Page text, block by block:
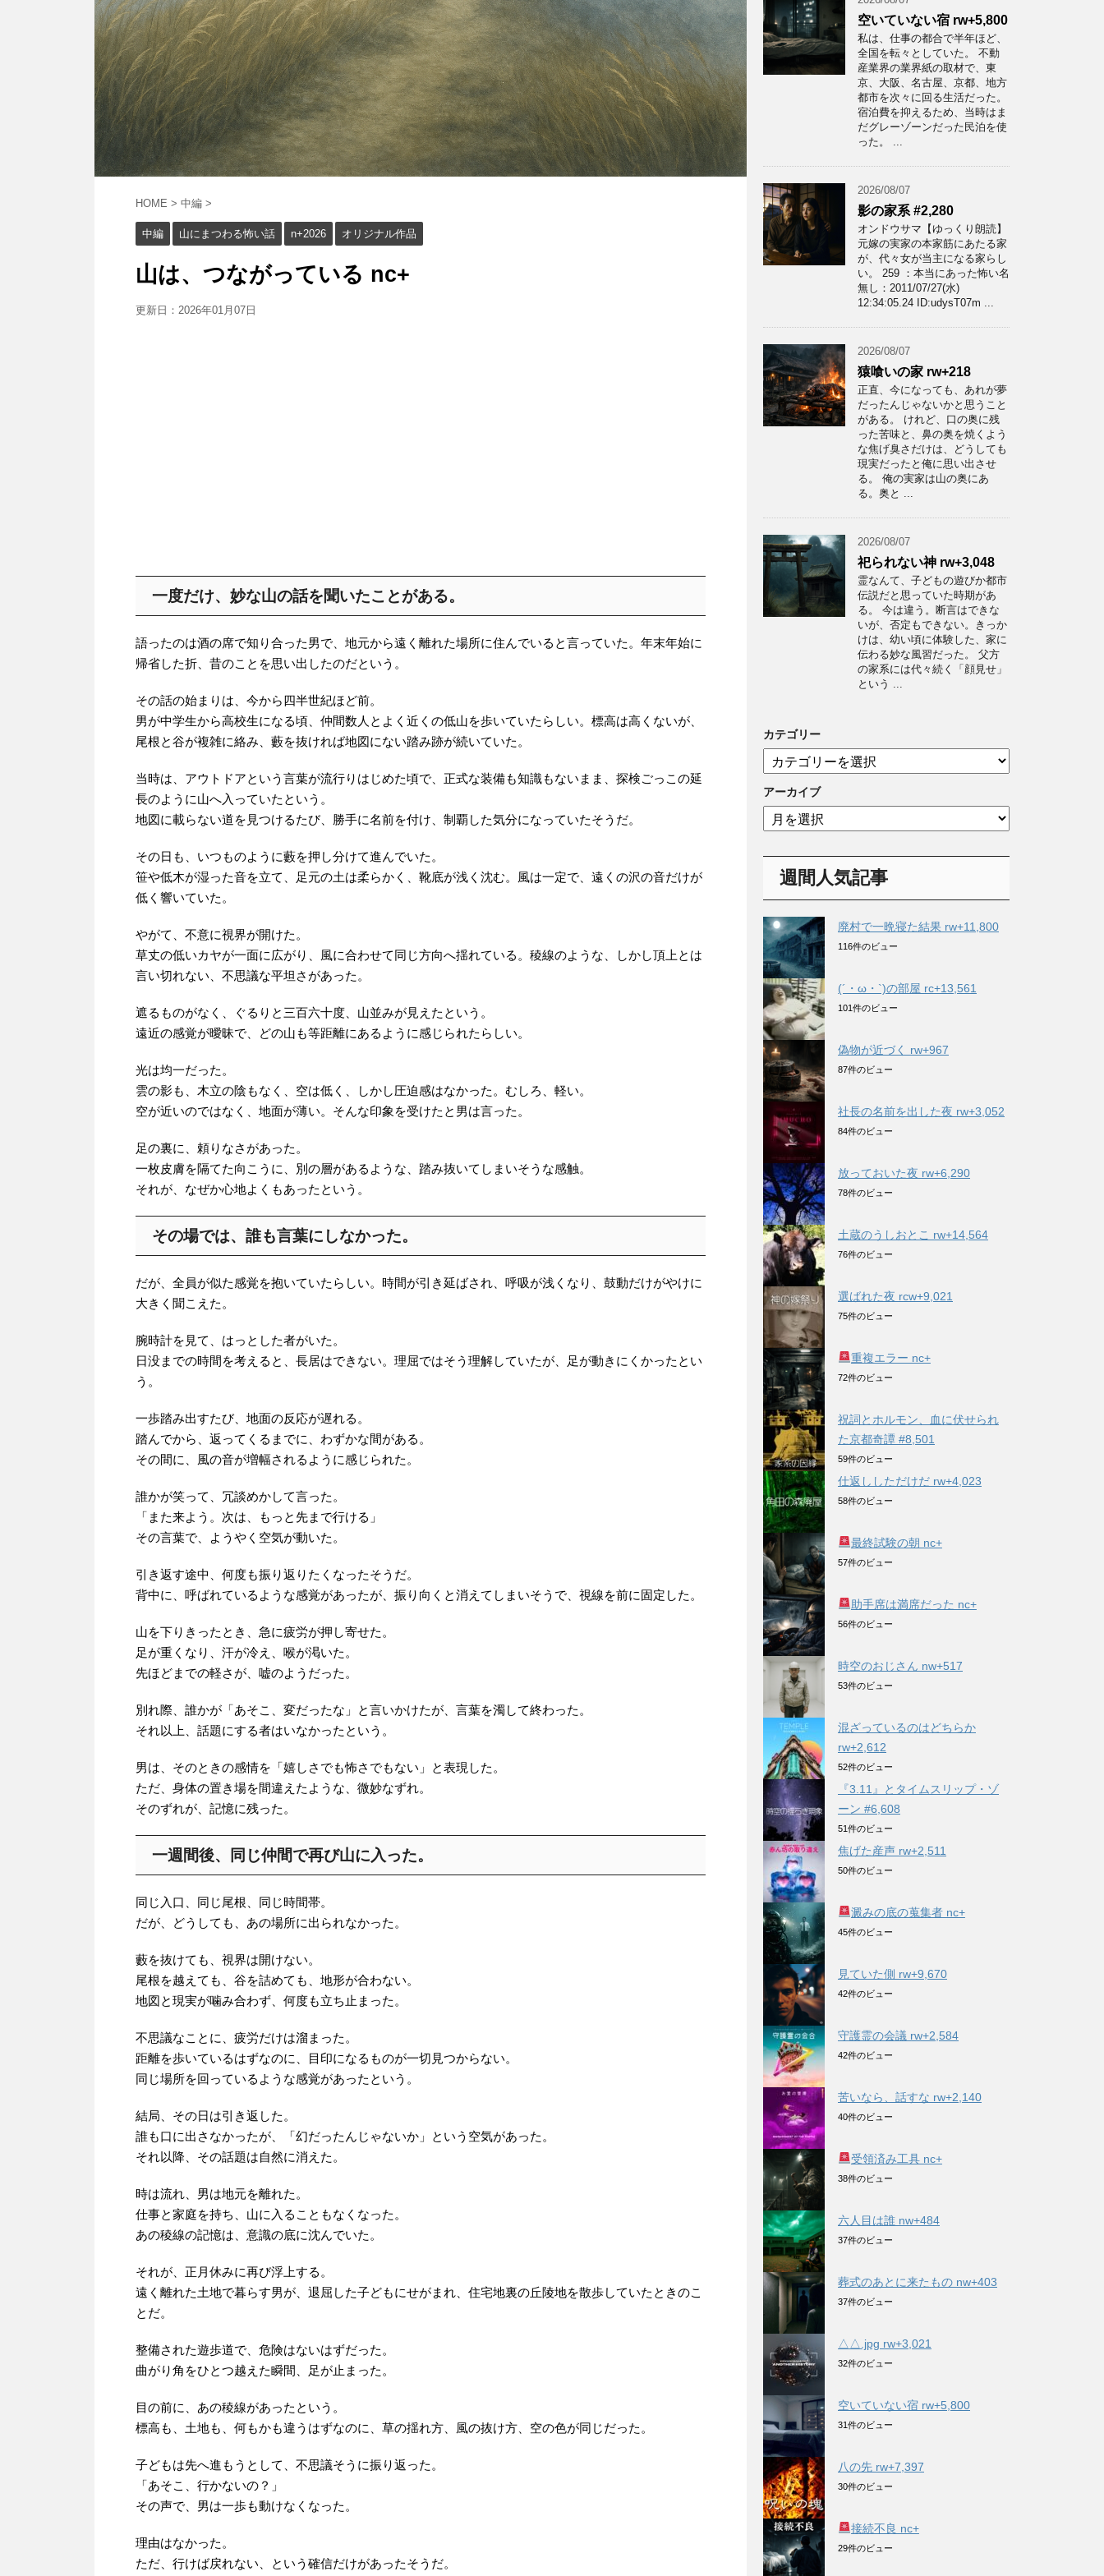
HOME > 中編 >
中編 山にまつわる怖い話 n+2026 オリジナル作品
山は、つながっている nc+
更新日： 2026年01月07日
一度だけ、妙な山の話を聞いたことがある。
語ったのは酒の席で知り合った男で、地元から遠く離れた場所に住んでいると言っていた。年末年始に
帰省した折、昔のことを思い出したのだという。
その話の始まりは、今から四半世紀ほど前。
男が中学生から高校生になる頃、仲間数人とよく近くの低山を歩いていたらしい。標高は高くないが、
尾根と谷が複雑に絡み、藪を抜ければ地図にない踏み跡が続いていた。
当時は、アウトドアという言葉が流行りはじめた頃で、正式な装備も知識もないまま、探検ごっこの延
長のように山へ入っていたという。
地図に載らない道を見つけるたび、勝手に名前を付け、制覇した気分になっていたそうだ。
その日も、いつものように藪を押し分けて進んでいた。
笹や低木が湿った音を立て、足元の土は柔らかく、靴底が浅く沈む。風は一定で、遠くの沢の音だけが
低く響いていた。
やがて、不意に視界が開けた。
草丈の低いカヤが一面に広がり、風に合わせて同じ方向へ揺れている。稜線のような、しかし頂上とは
言い切れない、不思議な平坦さがあった。
遮るものがなく、ぐるりと三百六十度、山並みが見えたという。
遠近の感覚が曖昧で、どの山も等距離にあるように感じられたらしい。
光は均一だった。
雲の影も、木立の陰もなく、空は低く、しかし圧迫感はなかった。むしろ、軽い。
空が近いのではなく、地面が薄い。そんな印象を受けたと男は言った。
足の裏に、頼りなさがあった。
一枚皮膚を隔てた向こうに、別の層があるような、踏み抜いてしまいそうな感触。
それが、なぜか心地よくもあったという。
その場では、誰も言葉にしなかった。
だが、全員が似た感覚を抱いていたらしい。時間が引き延ばされ、呼吸が浅くなり、鼓動だけがやけに
大きく聞こえた。
腕時計を見て、はっとした者がいた。
日没までの時間を考えると、長居はできない。理屈ではそう理解していたが、足が動きにくかったとい
う。
一歩踏み出すたび、地面の反応が遅れる。
踏んでから、返ってくるまでに、わずかな間がある。
その間に、風の音が増幅されるように感じられた。
誰かが笑って、冗談めかして言った。
「また来よう。次は、もっと先まで行ける」
その言葉で、ようやく空気が動いた。
引き返す途中、何度も振り返りたくなったそうだ。
背中に、呼ばれているような感覚があったが、振り向くと消えてしまいそうで、視線を前に固定した。
山を下りきったとき、急に疲労が押し寄せた。
足が重くなり、汗が冷え、喉が渇いた。
先ほどまでの軽さが、嘘のようだった。
別れ際、誰かが「あそこ、変だったな」と言いかけたが、言葉を濁して終わった。
それ以上、話題にする者はいなかったという。
男は、そのときの感情を「嬉しさでも怖さでもない」と表現した。
ただ、身体の置き場を間違えたような、微妙なずれ。
そのずれが、記憶に残った。
一週間後、同じ仲間で再び山に入った。
同じ入口、同じ尾根、同じ時間帯。
だが、どうしても、あの場所に出られなかった。
藪を抜けても、視界は開けない。
尾根を越えても、谷を詰めても、地形が合わない。
地図と現実が噛み合わず、何度も立ち止まった。
不思議なことに、疲労だけは溜まった。
距離を歩いているはずなのに、目印になるものが一切見つからない。
同じ場所を回っているような感覚があったという。
結局、その日は引き返した。
誰も口に出さなかったが、「幻だったんじゃないか」という空気があった。
それ以降、その話題は自然に消えた。
時は流れ、男は地元を離れた。
仕事と家庭を持ち、山に入ることもなくなった。
あの稜線の記憶は、意識の底に沈んでいた。
それが、正月休みに再び浮上する。
遠く離れた土地で暮らす男が、退屈した子どもにせがまれ、住宅地裏の丘陵地を散歩していたときのこ
とだ。
整備された遊歩道で、危険はないはずだった。
曲がり角をひとつ越えた瞬間、足が止まった。
目の前に、あの稜線があったという。
標高も、土地も、何もかも違うはずなのに、草の揺れ方、風の抜け方、空の色が同じだった。
子どもは先へ進もうとして、不思議そうに振り返った。
「あそこ、行かないの？」
その声で、男は一歩も動けなくなった。
理由はなかった。
ただ、行けば戻れない、という確信だけがあったそうだ。
空いていない宿 rw+5,800
私は、仕事の都合で半年ほど、
全国を転々としていた。 不動
産業界の業界紙の取材で、東
京、大阪、名古屋、京都、地方
都市を次々に回る生活だった。
宿泊費を抑えるため、当時はま
だグレーゾーンだった民泊を使
った。 ...
2026/08/07
影の家系 #2,280
オンドウサマ【ゆっくり朗読】
元嫁の実家の本家筋にあたる家
が、代々女が当主になる家らし
い。 259 ：本当にあった怖い名
無し：2011/07/27(水)
12:34:05.24 ID:udysT07m ...
2026/08/07
猿喰いの家 rw+218
正直、今になっても、あれが夢
だったんじゃないかと思うこと
がある。 けれど、口の奥に残
った苦味と、鼻の奥を焼くよう
な焦げ臭さだけは、どうしても
現実だったと俺に思い出させ
る。 俺の実家は山の奥にあ
る。奥と ...
2026/08/07
祀られない神 rw+3,048
霊なんて、子どもの遊びか都市
伝説だと思っていた時期があ
る。 今は違う。断言はできな
いが、否定もできない。きっか
けは、幼い頃に体験した、家に
伝わる妙な風習だった。 父方
の家系には代々続く「顔見せ」
という ...
カテゴリー
テ
ゴ
リ
ー
アーカイブ
ア
ー
週間人気記事
廃村で一晩寝た結果 rw+11,800
116件のビュー
(´・ω・`)の部屋 rc+13,561
101件のビュー
偽物が近づく rw+967
87件のビュー
社長の名前を出した夜 rw+3,052
84件のビュー
放っておいた夜 rw+6,290
78件のビュー
土蔵のうしおとこ rw+14,564
76件のビュー
選ばれた夜 rcw+9,021
75件のビュー
重複エラー nc+
72件のビュー
祝詞とホルモン、血に伏せられ
た京都奇譚 #8,501
59件のビュー
仕返ししただけだ rw+4,023
58件のビュー
最終試験の朝 nc+
57件のビュー
助手席は満席だった nc+
56件のビュー
時空のおじさん nw+517
53件のビュー
混ざっているのはどちらか
rw+2,612
52件のビュー
『3.11』とタイムスリップ・ゾ
ーン #6,608
51件のビュー
焦げた産声 rw+2,511
50件のビュー
澱みの底の蒐集者 nc+
45件のビュー
見ていた側 rw+9,670
42件のビュー
守護霊の会議 rw+2,584
42件のビュー
苦いなら、話すな rw+2,140
40件のビュー
受領済み工具 nc+
38件のビュー
六人目は誰 nw+484
37件のビュー
葬式のあとに来たもの nw+403
37件のビュー
△△.jpg rw+3,021
32件のビュー
空いていない宿 rw+5,800
31件のビュー
八の先 rw+7,397
30件のビュー
接続不良 nc+
29件のビュー